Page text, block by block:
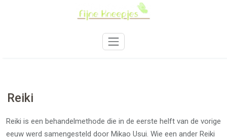
Reiki
Reiki is een behandelmethode die in de eerste helft van de vorige
eeuw werd samengesteld door Mikao Usui. Wie een ander Reiki